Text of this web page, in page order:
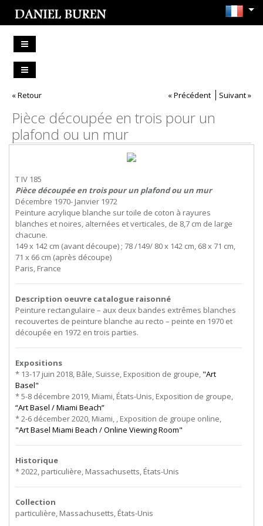
« Retour « Précédent Suivant »
Pièce découpée en trois pour un
plafond ou un mur
T IV 185
Pièce découpée en trois pour un plafond ou un mur
Décembre 1970- Janvier 1972
Peinture acrylique blanche sur toile de coton à rayures
blanches et noires, alternées et verticales, de 8,7 cm de large
chacune.
149 x 142 cm (avant découpe) ; 78 /149/ 80 x 142 cm, 68 x 71 cm,
71 x 66 cm (après découpe)
Paris, France
Description oeuvre catalogue raisonné
Peinture rectangulaire – aux deux bandes extrêmes blanches
recouvertes de peinture blanche au recto – peinte en 1970 et
découpée en 1972 en trois parties.
Expositions
* 13-17 juin 2018, Bâle, Suisse, Exposition de groupe, "Art
Basel"
* 5-8 décembre 2019, Miami, États-Unis, Exposition de groupe,
“Art Basel / Miami Beach”
* 2-6 décember 2020, Miami, , Exposition de groupe online,
"Art Basel Miami Beach / Online Viewing Room"
Historique
* 2022, particulière, Massachusetts, États-Unis
Collection
particulière, Massachusetts, États-Unis